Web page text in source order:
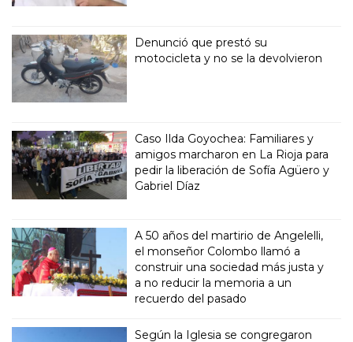
Denunció que prestó su
motocicleta y no se la devolvieron
Caso Ilda Goyochea: Familiares y
amigos marcharon en La Rioja para
pedir la liberación de Sofía Agüero y
Gabriel Díaz
A 50 años del martirio de Angelelli,
el monseñor Colombo llamó a
construir una sociedad más justa y
a no reducir la memoria a un
recuerdo del pasado
Según la Iglesia se congregaron